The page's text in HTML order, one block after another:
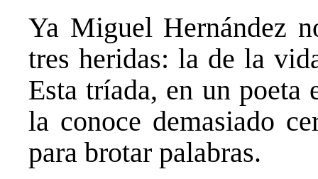
Ya Miguel Hernández
tres heridas: la de la
Esta tríada, en un poeta
la conoce demasiado
para brotar palabras.